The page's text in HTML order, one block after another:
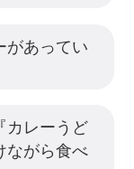
があってい
カレーうど
ながら食べ